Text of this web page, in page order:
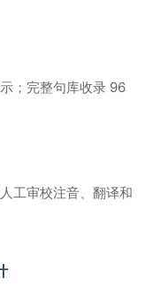
；完整句库收录 96
工审校注音、翻译和